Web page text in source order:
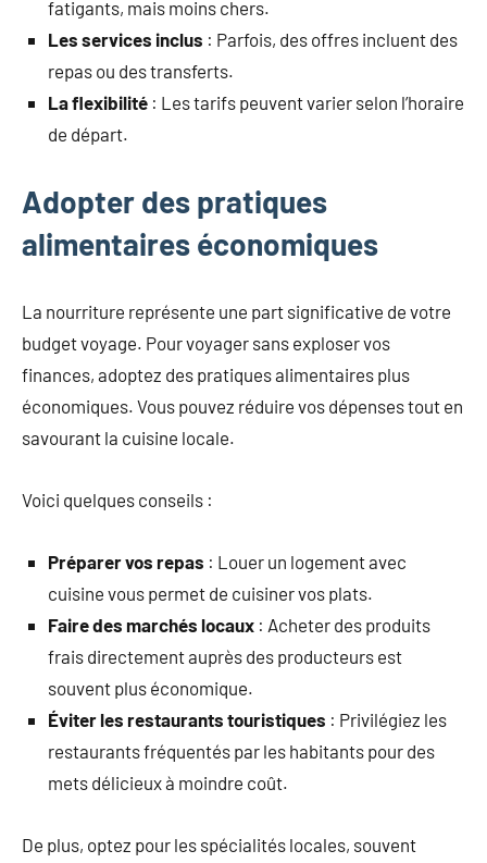
fatigants, mais moins chers.
Les services inclus : Parfois, des offres incluent des
repas ou des transferts.
La flexibilité : Les tarifs peuvent varier selon l’horaire
de départ.
Adopter des pratiques
alimentaires économiques
La nourriture représente une part significative de votre
budget voyage. Pour voyager sans exploser vos
finances, adoptez des pratiques alimentaires plus
économiques. Vous pouvez réduire vos dépenses tout en
savourant la cuisine locale.
Voici quelques conseils :
Préparer vos repas : Louer un logement avec
cuisine vous permet de cuisiner vos plats.
Faire des marchés locaux : Acheter des produits
frais directement auprès des producteurs est
souvent plus économique.
Éviter les restaurants touristiques : Privilégiez les
restaurants fréquentés par les habitants pour des
mets délicieux à moindre coût.
De plus, optez pour les spécialités locales, souvent